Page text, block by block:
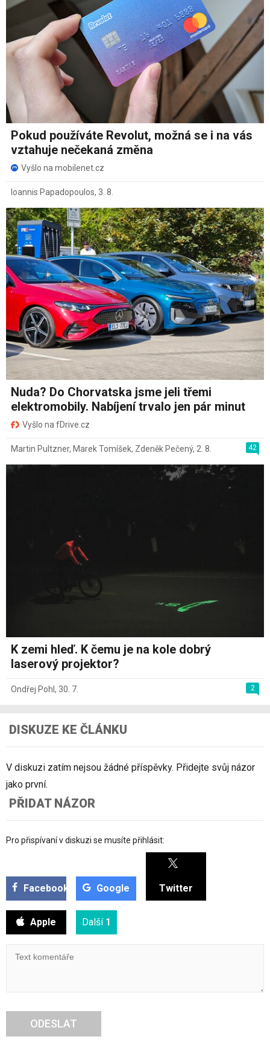
Pokud používáte Revolut, možná se i na vás
vztahuje nečekaná změna
Vyšlo na mobilenet.cz
Ioannis Papadopoulos, 3. 8.
Nuda? Do Chorvatska jsme jeli třemi
elektromobily. Nabíjení trvalo jen pár minut
Vyšlo na fDrive.cz
42
Martin Pultzner, Marek Tomíšek, Zdeněk Pečený, 2. 8.
K zemi hleď. K čemu je na kole dobrý
laserový projektor?
2
Ondřej Pohl, 30. 7.
DISKUZE KE ČLÁNKU
V diskuzi zatím nejsou žádné příspěvky. Přidejte svůj názor
jako první.
PŘIDAT NÁZOR
Pro přispívaní v diskuzi se musíte přihlásit:
Facebook Google Twitter
Apple Další 1
ODESLAT